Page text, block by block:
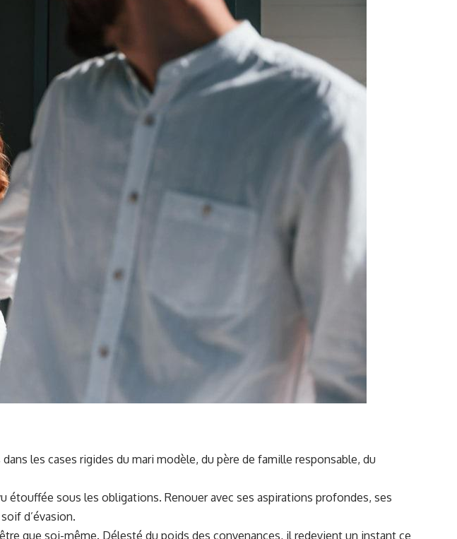
les cases rigides du mari modèle, du père de famille responsable, du
étouffée sous les obligations. Renouer avec ses aspirations profondes, ses
d’évasion.
que soi-même. Délesté du poids des convenances, il redevient un instant ce